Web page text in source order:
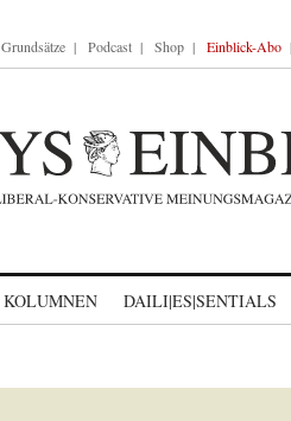
Grundsätze Podcast Shop Einblick-Abo
KOLUMNEN DAILI|ES|SENTIALS